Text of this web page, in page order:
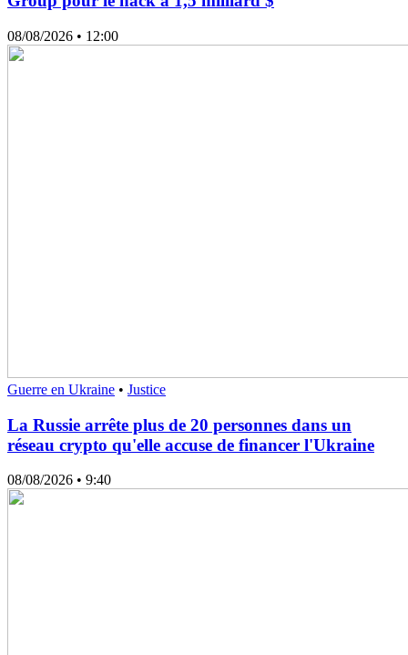
08/08/2026 • 12:00
Guerre en Ukraine • Justice
La Russie arrête plus de 20 personnes dans un
réseau crypto qu'elle accuse de financer l'Ukraine
08/08/2026 • 9:40